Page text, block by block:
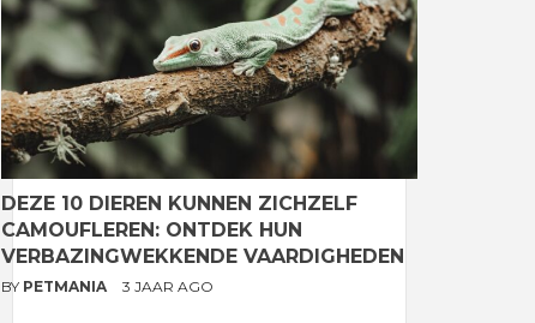
DEZE 10 DIEREN KUNNEN ZICHZELF
CAMOUFLEREN: ONTDEK HUN
VERBAZINGWEKKENDE VAARDIGHEDEN
BY PETMANIA 3 JAAR AGO